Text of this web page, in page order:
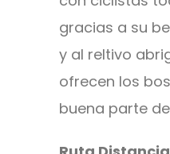
gracias a su
y al reltivo
ofrecen los
buena parte